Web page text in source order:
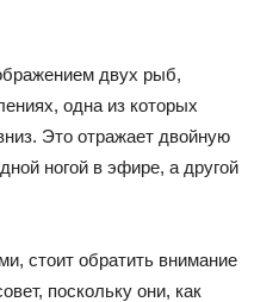
двух рыб,
одна из которых
Это отражает двойную
ногой в эфире, а другой
стоит обратить внимание
поскольку они, как